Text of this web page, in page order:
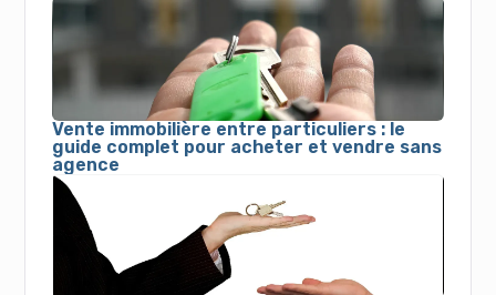
Vente immobilière entre particuliers : le
guide complet pour acheter et vendre sans
agence